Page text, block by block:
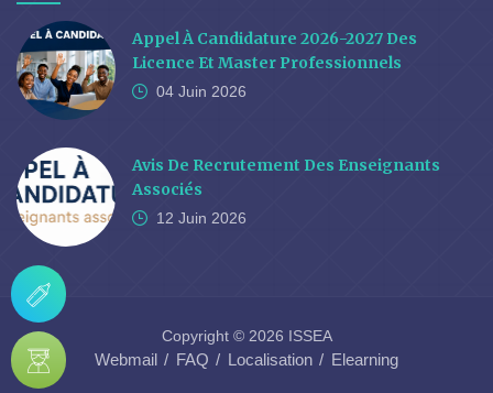
Appel À Candidature 2026-2027 Des
Licence Et Master Professionnels
04 Juin 2026
Avis De Recrutement Des Enseignants
Associés
12 Juin 2026
Copyright © 2026 ISSEA
Webmail FAQ Localisation Elearning